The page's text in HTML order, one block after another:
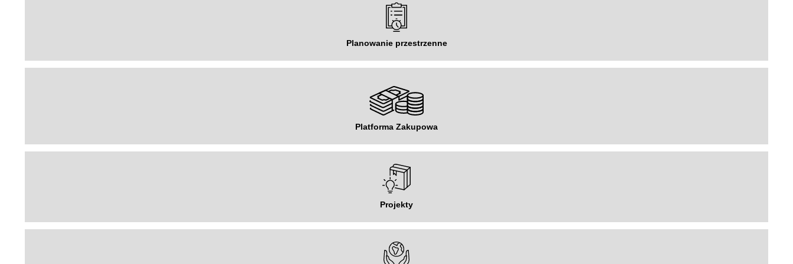
Planowanie przestrzenne
Platforma Zakupowa
Projekty